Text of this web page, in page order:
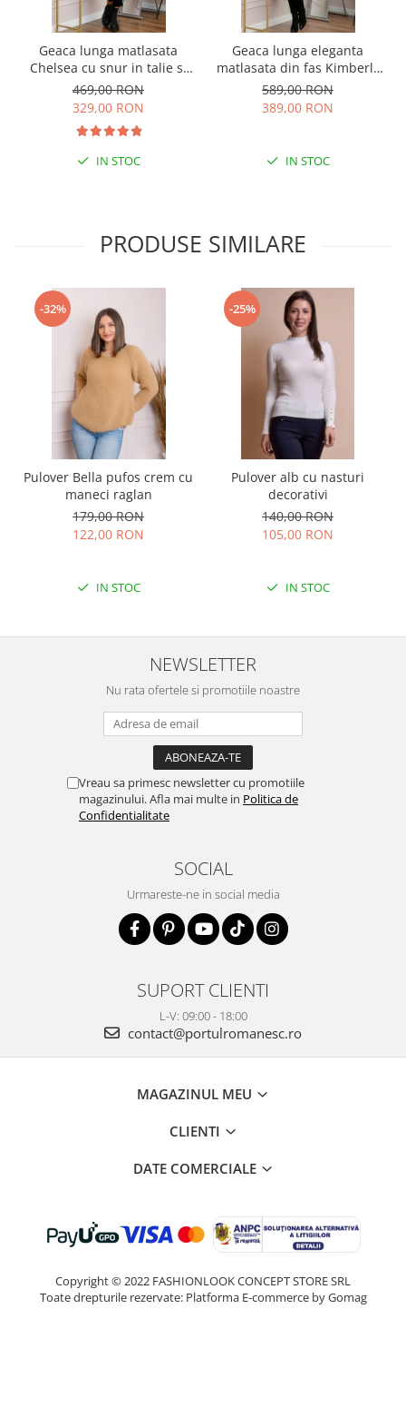
Geaca lunga matlasata
Chelsea cu snur in talie si
buzunare functionale -
Negru
469,00 RON
329,00 RON
IN STOC
Geaca lunga eleganta
matlasata din fas Kimberly
cu gluga imblanita - Kaki
589,00 RON
389,00 RON
IN STOC
PRODUSE SIMILARE
-32%
Pulover Bella pufos crem cu
maneci raglan
179,00 RON
122,00 RON
IN STOC
-25%
Pulover alb cu nasturi
decorativi
140,00 RON
105,00 RON
IN STOC
NEWSLETTER
Nu rata ofertele si promotiile noastre
Vreau sa primesc newsletter cu promotiile
magazinului. Afla mai multe in Politica de
Confidentialitate
SOCIAL
Urmareste-ne in social media
SUPORT CLIENTI
L-V: 09:00 - 18:00
contact@portulromanesc.ro
MAGAZINUL MEU
CLIENTI
DATE COMERCIALE
Copyright © 2022 FASHIONLOOK CONCEPT STORE SRL
Toate drepturile rezervate: Platforma E-commerce by Gomag